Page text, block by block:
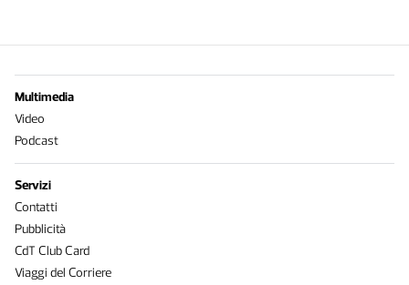
Multimedia
Video
Podcast
Servizi
Contatti
Pubblicità
CdT Club Card
Viaggi del Corriere